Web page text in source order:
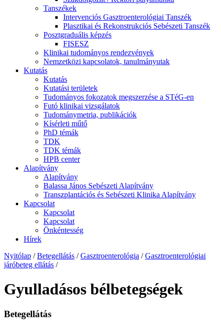
Tanszékek
Intervenciós Gasztroenterológiai Tanszék
Plasztikai és Rekonstrukciós Sebészeti Tanszék
Posztgraduális képzés
FISESZ
Klinikai tudományos rendezvények
Nemzetközi kapcsolatok, tanulmányutak
Kutatás
Kutatás
Kutatási területek
Tudományos fokozatok megszerzése a STéG-en
Futó klinikai vizsgálatok
Tudománymetria, publikációk
Kísérleti műtő
PhD témák
TDK
TDK témák
HPB center
Alapítvány
Alapítvány
Balassa János Sebészeti Alapítvány
Transzplantációs és Sebészeti Klinika Alapítvány
Kapcsolat
Kapcsolat
Kapcsolat
Önkéntesség
Hírek
Nyitólap / Betegellátás / Gasztroenterológia / Gasztroenterológiai
járóbeteg ellátás /
Gyulladásos bélbetegségek
Betegellátás